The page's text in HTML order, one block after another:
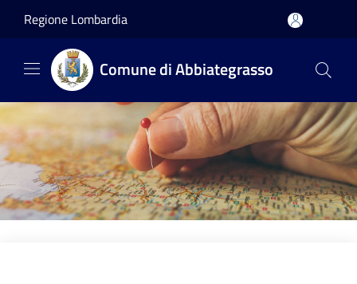
Regione Lombardia
Comune di Abbiategrasso